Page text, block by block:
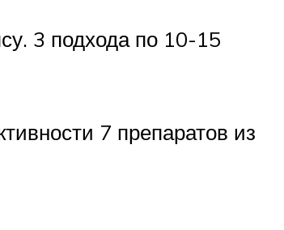
3 подхода по 10-15
7 препаратов из